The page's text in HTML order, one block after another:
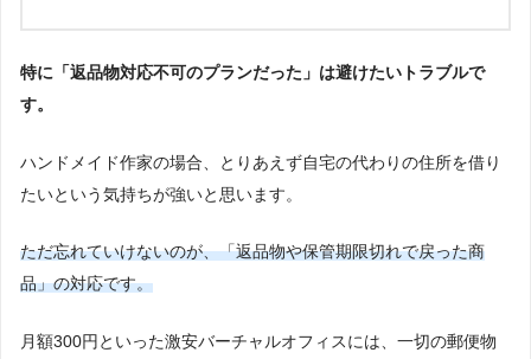
特に「返品物対応不可のプランだった」は避けたいトラブルで
す。
ハンドメイド作家の場合、とりあえず自宅の代わりの住所を借り
たいという気持ちが強いと思います。
ただ忘れていけないのが、「返品物や保管期限切れで戻った商
品」の対応です。
月額300円といった激安バーチャルオフィスには、一切の郵便物